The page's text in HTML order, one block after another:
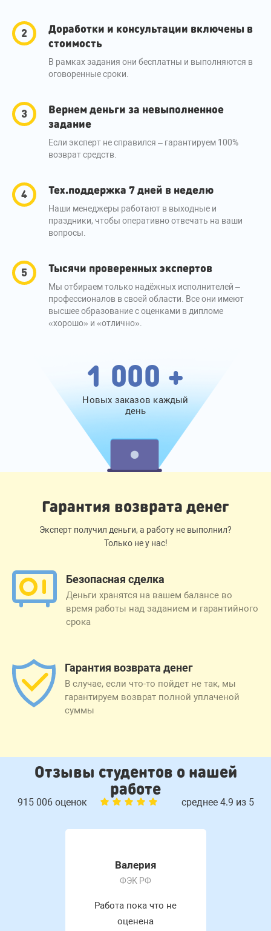
Доработки и консультации включены в
стоимость
В рамках задания они бесплатны и выполняются в
оговоренные сроки.
Вернем деньги за невыполненное
задание
Если эксперт не справился – гарантируем 100%
возврат средств.
Тех.поддержка 7 дней в неделю
Наши менеджеры работают в выходные и
праздники, чтобы оперативно отвечать на ваши
вопросы.
Тысячи проверенных экспертов
Мы отбираем только надёжных исполнителей –
профессионалов в своей области. Все они имеют
высшее образование с оценками в дипломе
«хорошо» и «отлично».
1 000 +
Новых заказов каждый
день
Гарантия возврата денег
Эксперт получил деньги, а работу не выполнил?
Только не у нас!
Безопасная сделка
Деньги хранятся на вашем балансе во
время работы над заданием и гарантийного
срока
Гарантия возврата денег
В случае, если что-то пойдет не так, мы
гарантируем возврат полной уплаченой
суммы
Отзывы студентов о нашей
работе
915 006 оценок среднее 4.9 из 5
Валерия
ФЭК РФ
Работа пока что не
оценена